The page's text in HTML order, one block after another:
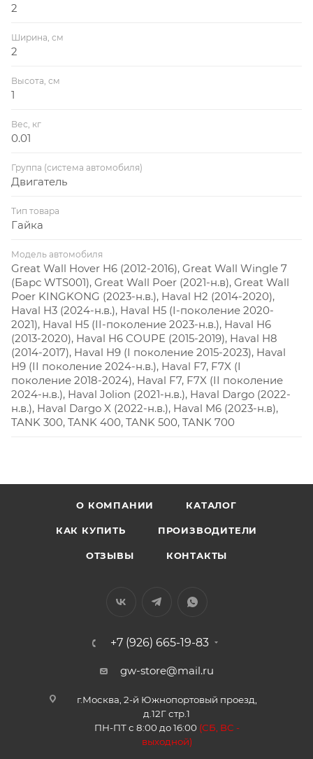
2
Ширина, см
2
Высота, см
1
Вес, кг
0.01
Группа (система автомобиля)
Двигатель
Тип товара
Гайка
Модель автомобиля
Great Wall Hover H6 (2012-2016), Great Wall Wingle 7
(Барс WTS001), Great Wall Poer (2021-н.в), Great Wall
Poer KINGKONG (2023-н.в.), Haval H2 (2014-2020),
Haval H3 (2024-н.в.), Haval H5 (I-поколение 2020-
2021), Haval H5 (II-поколение 2023-н.в.), Haval H6
(2013-2020), Haval H6 COUPE (2015-2019), Haval H8
(2014-2017), Haval H9 (I поколение 2015-2023), Haval
H9 (II поколение 2024-н.в.), Haval F7, F7X (I
поколение 2018-2024), Haval F7, F7X (II поколение
2024-н.в.), Haval Jolion (2021-н.в.), Haval Dargo (2022-
н.в.), Haval Dargo X (2022-н.в.), Haval M6 (2023-н.в),
TANK 300, TANK 400, TANK 500, TANK 700
О КОМПАНИИ КАТАЛОГ
КАК КУПИТЬ ПРОИЗВОДИТЕЛИ
ОТЗЫВЫ КОНТАКТЫ
+7 (926) 665-19-83
gw-store@mail.ru
г.Москва, 2-й Южнопортовый проезд,
д.12Г стр.1
ПН-ПТ с 8:00 до 16:00 (СБ, ВС -
выходной)